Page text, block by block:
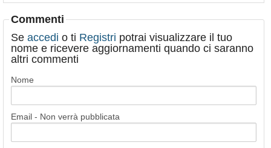
Commenti
Se accedi o ti Registri potrai visualizzare il tuo
nome e ricevere aggiornamenti quando ci saranno
altri commenti
Nome
Email - Non verrà pubblicata